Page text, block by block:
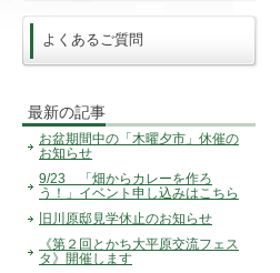
よくあるご質問
最新の記事
お盆期間中の「木曜夕市」休催の
お知らせ
9/23 「畑からカレーを作ろ
う！」イベント申し込みはこちら
旧川原邸見学休止のお知らせ
《第２回とかち大平原交流フェス
タ》開催します